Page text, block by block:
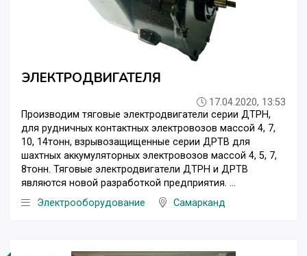
ЭЛЕКТРОДВИГАТЕЛЯ
17.04.2020, 13:53
Производим тяговые электродвигатели серии ДТРН,
для рудничных контактных электровозов массой 4, 7,
10, 14тонн, взрывозащищенные серии ДРТВ для
шахтных аккумуляторных электровозов массой 4, 5, 7,
8тонн. Тяговые электродвигатели ДТРН и ДРТВ
являются новой разработкой предприятия. ...
Электрооборудование
Самарканд